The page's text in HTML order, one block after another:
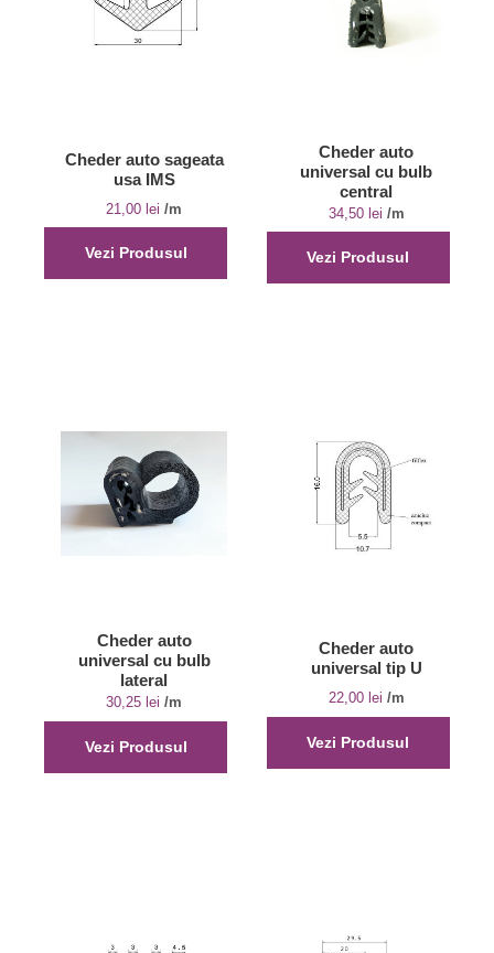
Cheder auto sageata
usa IMS
21,00 lei /m
Vezi Produsul
Cheder auto
universal cu bulb
central
34,50 lei /m
Vezi Produsul
Cheder auto
universal cu bulb
lateral
30,25 lei /m
Vezi Produsul
Cheder auto
universal tip U
22,00 lei /m
Vezi Produsul